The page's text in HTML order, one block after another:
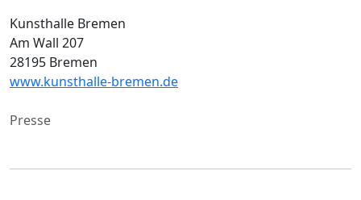
Kunsthalle Bremen
Am Wall 207
28195 Bremen
www.kunsthalle-bremen.de
Presse